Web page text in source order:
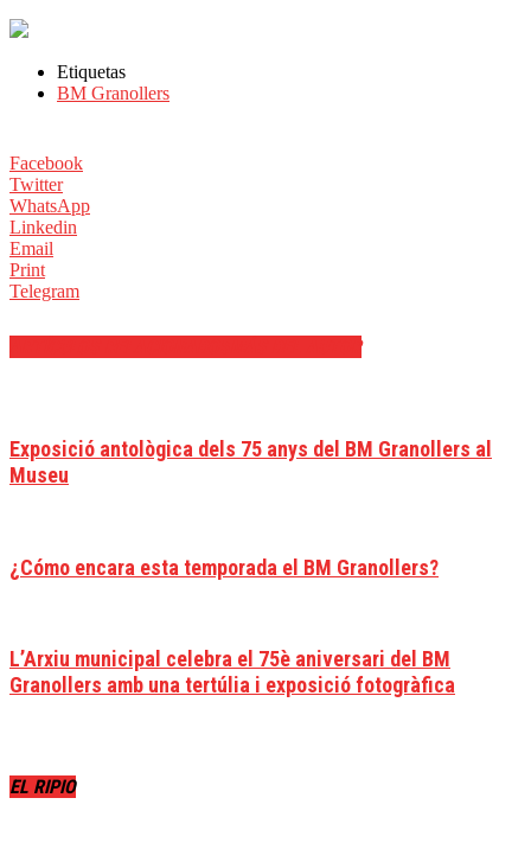
Etiquetas
BM Granollers
Facebook
Twitter
WhatsApp
Linkedin
Email
Print
Telegram
Exposició antològica dels 75 anys del BM Granollers al
Museu
¿Cómo encara esta temporada el BM Granollers?
L’Arxiu municipal celebra el 75è aniversari del BM
Granollers amb una tertúlia i exposició fotogràfica
EL RIPIO